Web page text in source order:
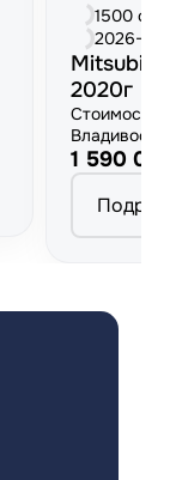
1500 cm
2026-
2020г
Стоимость
1 590